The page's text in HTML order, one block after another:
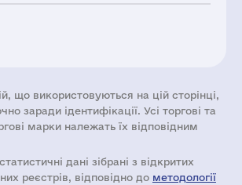
що використовуються на цій сторінці,
заради ідентифікації. Усі торгові та
марки належать їх відповідним
дані зібрані з відкритих
реєстрів, відповідно до методології